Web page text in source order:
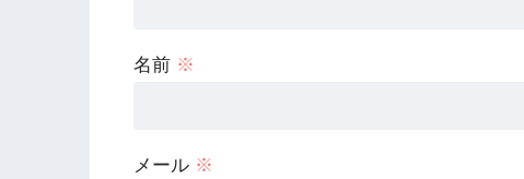
名前 ※
メール ※